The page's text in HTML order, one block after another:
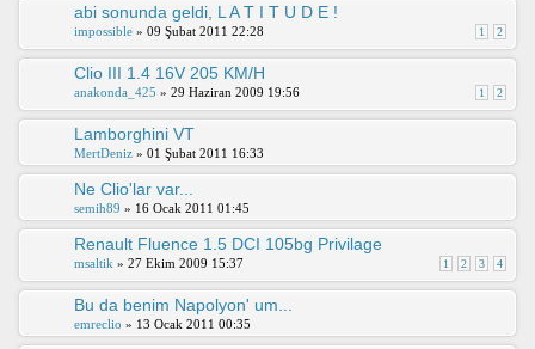
abi sonunda geldi, L A T I T U D E !
1 2
impossible » 09 Şubat 2011 22:28
Clio III 1.4 16V 205 KM/H
1 2
anakonda_425 » 29 Haziran 2009 19:56
Lamborghini VT
MertDeniz » 01 Şubat 2011 16:33
Ne Clio'lar var...
semih89 » 16 Ocak 2011 01:45
Renault Fluence 1.5 DCI 105bg Privilage
1 2 3 4
msaltik » 27 Ekim 2009 15:37
Bu da benim Napolyon' um...
emreclio » 13 Ocak 2011 00:35